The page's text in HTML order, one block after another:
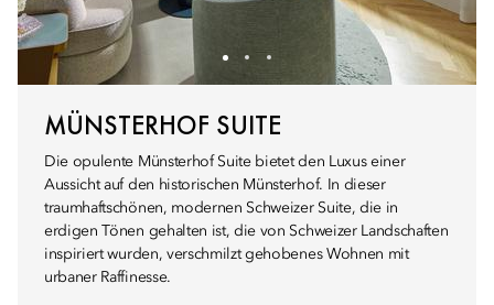
MÜNSTERHOF SUITE
Die opulente Münsterhof Suite bietet den Luxus einer
Aussicht auf den historischen Münsterhof. In dieser
traumhaftschönen, modernen Schweizer Suite, die in
erdigen Tönen gehalten ist, die von Schweizer Landschaften
inspiriert wurden, verschmilzt gehobenes Wohnen mit
urbaner Raffinesse.